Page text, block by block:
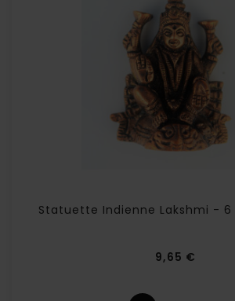
Statuette Indienne Lakshmi -
9,65 €